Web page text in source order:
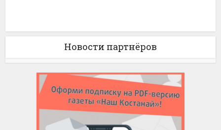
Новости партнёров